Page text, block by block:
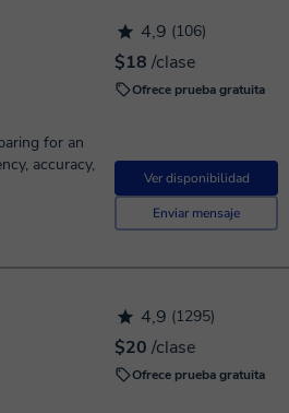
4,9 (106)
$18 /clase
Ofrece prueba gratuita
Ver disponibilidad
Enviar mensaje
for an
accuracy,
4,9 (1295)
$20 /clase
Ofrece prueba gratuita